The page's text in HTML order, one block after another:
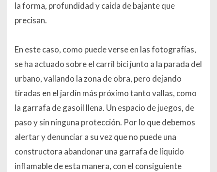
la forma, profundidad y caida de bajante que
precisan.
En este caso, como puede verse en las fotografías,
se ha actuado sobre el carril bici junto a la parada del
urbano, vallando la zona de obra, pero dejando
tiradas en el jardín más próximo tanto vallas, como
la garrafa de gasoil llena. Un espacio de juegos, de
paso y sin ninguna protección. Por lo que debemos
alertar y denunciar a su vez que no puede una
constructora abandonar una garrafa de líquido
inflamable de esta manera, con el consiguiente